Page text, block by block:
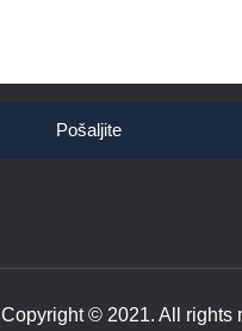
Pošaljite
Copyright © 2021. All rights